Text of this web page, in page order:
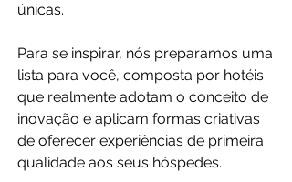
únicas.
Para se inspirar, nós preparamos uma
lista para você, composta por hotéis
que realmente adotam o conceito de
inovação e aplicam formas criativas
de oferecer experiências de primeira
qualidade aos seus hóspedes.